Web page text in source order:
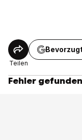
Teilen
Fehler